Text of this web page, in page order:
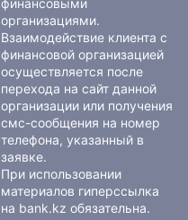
финансовыми
организациями.
Взаимодействие клиента с
финансовой организацией
осуществляется после
перехода на сайт данной
организации или получения
смс-сообщения на номер
телефона, указанный в
заявке.
При использовании
материалов гиперссылка
на bank.kz обязательна.